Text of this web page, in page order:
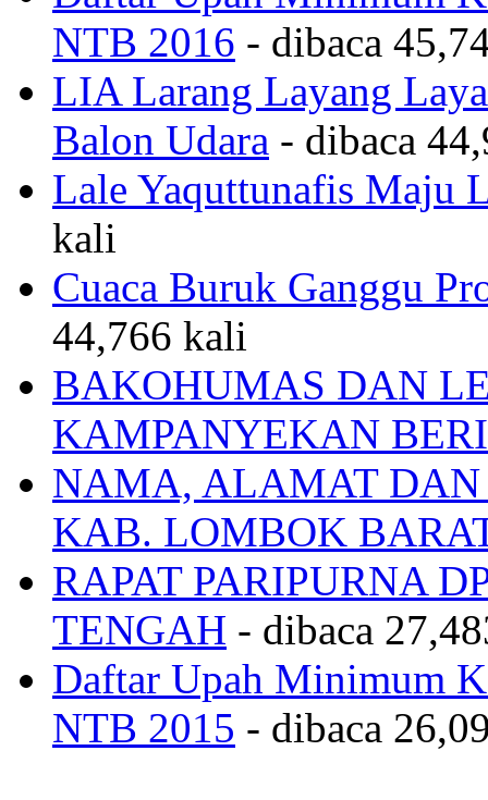
NTB 2016 - dibaca
LIA Larang Layang
Balon Udara - dibaca
Lale Yaquttunafis Maju
kali
Cuaca Buruk Ganggu
44,766 kali
BAKOHUMAS DAN
KAMPANYEKAN
NAMA, ALAMAT DAN
KAB. LOMBOK
RAPAT PARIPURNA
TENGAH - dibaca
Daftar Upah Minimum
NTB 2015 - dibaca